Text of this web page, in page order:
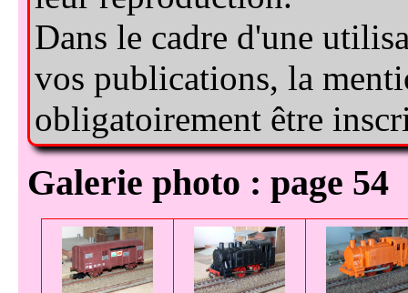
Galerie photo : page 54